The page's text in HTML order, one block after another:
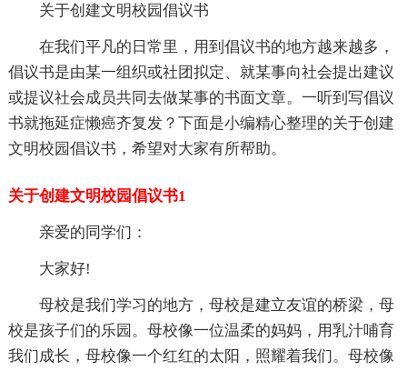
关于创建文明校园倡议书
在我们平凡的日常里，用到倡议书的地方越来越多，
倡议书是由某一组织或社团拟定、就某事向社会提出建议
或提议社会成员共同去做某事的书面文章。一听到写倡议
书就拖延症懒癌齐复发？下面是小编精心整理的关于创建
文明校园倡议书，希望对大家有所帮助。
关于创建文明校园倡议书1
亲爱的同学们：
大家好!
母校是我们学习的地方，母校是建立友谊的桥梁，母
校是孩子们的乐园。母校像一位温柔的妈妈，用乳汁哺育
我们成长，母校像一个红红的太阳，照耀着我们。母校像